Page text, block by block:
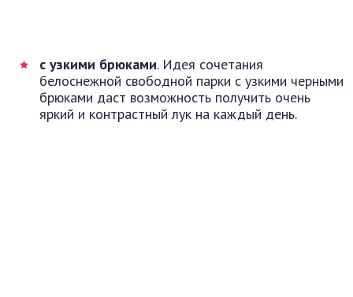
с узкими брюками. Идея сочетания
белоснежной свободной парки с узкими черными
брюками даст возможность получить очень
яркий и контрастный лук на каждый день.